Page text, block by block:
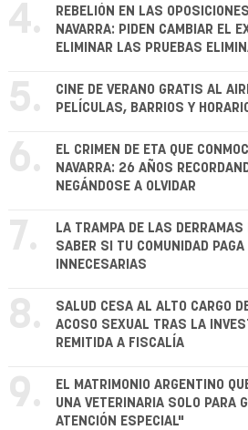
4.
REBELIÓN EN LAS
NAVARRA: PIDEN CAMBIAR EL
ELIMINAR LAS PRUEBAS
5.
CINE DE VERANO GRATIS AL
PELÍCULAS, BARRIOS Y
6.
EL CRIMEN DE ETA QUE
NAVARRA: 26 AÑOS
NEGÁNDOSE A OLVIDAR
7.
LA TRAMPA DE LAS DERRAMAS
SABER SI TU COMUNIDAD PAGA
INNECESARIAS
8.
SALUD CESA AL ALTO CARGO
ACOSO SEXUAL TRAS LA
REMITIDA A FISCALÍA
9.
EL MATRIMONIO ARGENTINO
UNA VETERINARIA SOLO PARA
ATENCIÓN ESPECIAL"